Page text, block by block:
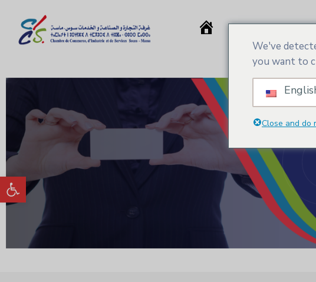
Ouvrir la barre d’outils
Accueil
We've
you want to
Close and do